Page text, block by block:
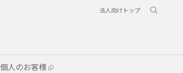
法人向けトップ
個人のお客様